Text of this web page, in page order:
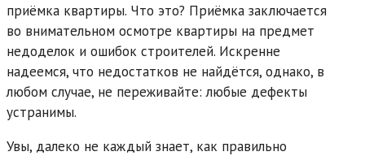
приёмка квартиры. Что это? Приёмка заключается
во внимательном осмотре квартиры на предмет
недоделок и ошибок строителей. Искренне
надеемся, что недостатков не найдётся, однако, в
любом случае, не переживайте: любые дефекты
устранимы.
Увы, далеко не каждый знает, как правильно